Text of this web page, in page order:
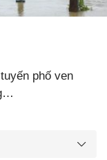
phố ven